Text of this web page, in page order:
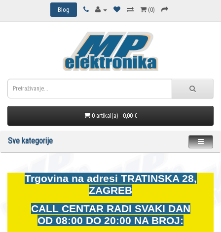
Blog (0)
0 artikal(a) - 0,00 €
Sve kategorije
Trgovina na adresi TRATINSKA 28,
ZAGREB
CALL CENTAR RADI SVAKI DAN
OD 08:00 DO 20:00 NA BROJ: